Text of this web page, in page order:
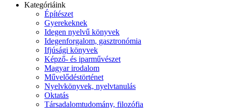
Kategóriáink
Építészet
Gyerekeknek
Idegen nyelvű könyvek
Idegenforgalom, gasztronómia
Ifjúsági könyvek
Képző- és iparművészet
Magyar irodalom
Művelődéstörténet
Nyelvkönyvek, nyelvtanulás
Oktatás
Társadalomtudomány, filozófia